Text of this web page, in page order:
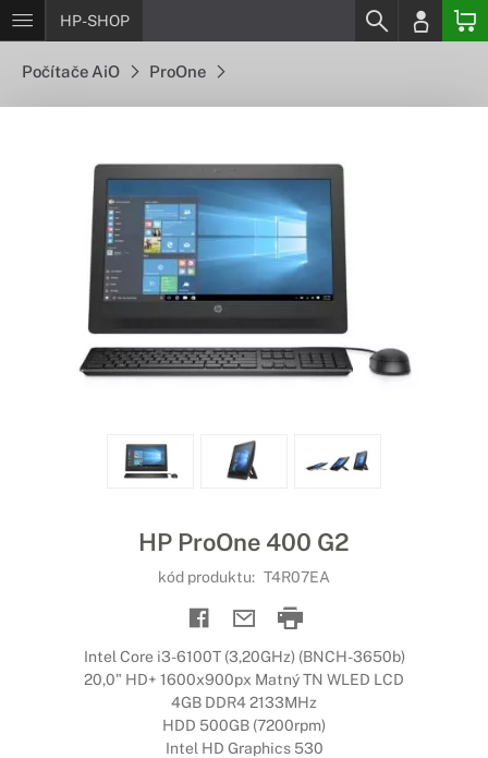
HP-SHOP
Počítače AiO ProOne
HP ProOne 400 G2
kód produktu: T4R07EA
Intel Core i3-6100T (3,20GHz) (BNCH-3650b)
20,0" HD+ 1600x900px Matný TN WLED LCD
4GB DDR4 2133MHz
HDD 500GB (7200rpm)
Intel HD Graphics 530